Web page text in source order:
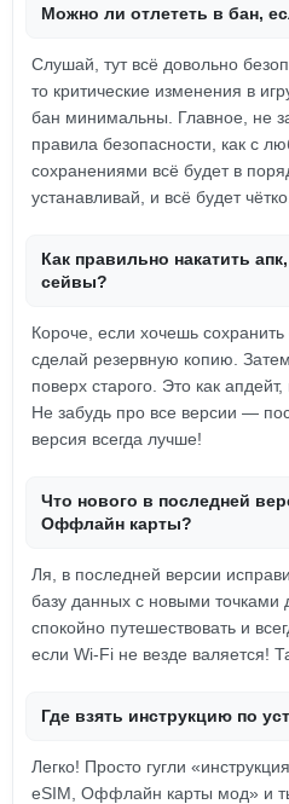
Можно ли отлететь в бан,
Слушай, тут всё довольно
то критические изменения в
бан минимальны. Главное, не
правила безопасности, как с
сохранениями всё будет в
устанавливай, и всё будет чётко.
Как правильно накатить
сейвы?
Короче, если хочешь
сделай резервную копию.
поверх старого. Это как
Не забудь про все версии —
версия всегда лучше!
Что нового в последней
Оффлайн карты?
Ля, в последней версии
базу данных с новыми
спокойно путешествовать и
если Wi-Fi не везде валяется!
Где взять инструкцию по
Легко! Просто гугли
eSIM, Оффлайн карты мод» и